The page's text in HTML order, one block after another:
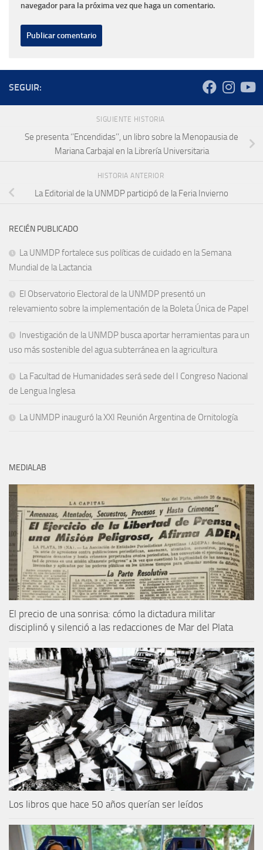
navegador para la próxima vez que haga un comentario.
SEGUIR:
SIGUIENTE HISTORIA
Se presenta ‘’Encendidas’’, un libro sobre la Menopausia de
Mariana Carbajal en la Librería Universitaria
HISTORIA ANTERIOR
La Editorial de la UNMDP participó de la Feria Invierno
RECIÉN PUBLICADO
La UNMDP fortalece sus políticas de cuidado en la Semana
Mundial de la Lactancia
El Observatorio Electoral de la UNMDP presentó un
relevamiento sobre la implementación de la Boleta Única de Papel
Investigación de la UNMDP busca aportar herramientas para un
uso más sostenible del agua subterránea en la agricultura
La Facultad de Humanidades será sede del I Congreso Nacional
de Lengua Inglesa
La UNMDP inauguró la XXI Reunión Argentina de Ornitología
MEDIALAB
El precio de una sonrisa: cómo la dictadura militar
disciplinó y silenció a las redacciones de Mar del Plata
Los libros que hace 50 años querían ser leídos